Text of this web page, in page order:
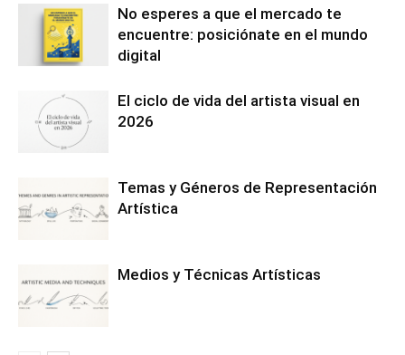
No esperes a que el mercado te
encuentre: posiciónate en el mundo
digital
El ciclo de vida del artista visual en
2026
Temas y Géneros de Representación
Artística
Medios y Técnicas Artísticas